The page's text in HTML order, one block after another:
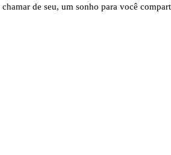
de seu, um sonho para você